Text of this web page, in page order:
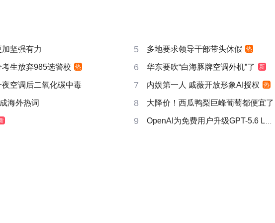
坚强有力 5 多地要求领导干部带头休假 热
生放弃985选警校 热 6 华东要吹“白海豚牌空调外机”了 新
空调后二氧化碳中毒 7 内娱第一人 戚薇开放形象AI授权 热
海外热词 8 大降价！西瓜鸭梨巨峰葡萄都便宜了
9 OpenAI为免费用户升级GPT-5.6 Luna